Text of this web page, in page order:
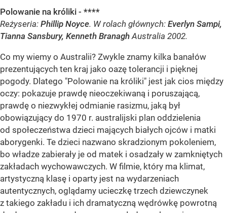
Polowanie na króliki - ****
Reżyseria: Phillip Noyce. W rolach głównych: Everlyn Sampi,
Tianna Sansbury, Kenneth BranaghAustralia 2002.
Co my wiemy o Australii? Zwykle znamy kilka banałów
prezentujących ten kraj jako oazę tolerancji i pięknej
pogody. Dlatego "Polowanie na króliki" jest jak cios między
oczy: pokazuje prawdę nieoczekiwaną i poruszającą,
prawdę o niezwykłej odmianie rasizmu, jaką był
obowiązujący do 1970 r. australijski plan oddzielenia
od społeczeństwa dzieci mających białych ojców i matki
aborygenki. Te dzieci nazwano skradzionym pokoleniem,
bo władze zabierały je od matek i osadzały w zamkniętych
zakładach wychowawczych. W filmie, który ma klimat,
artystyczną klasę i oparty jest na wydarzeniach
autentycznych, oglądamy ucieczkę trzech dziewczynek
z takiego zakładu i ich dramatyczną wędrówkę powrotną